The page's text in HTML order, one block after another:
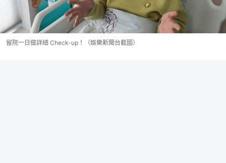
留院一日做詳細 Check-up！（娛樂新聞台截圖）